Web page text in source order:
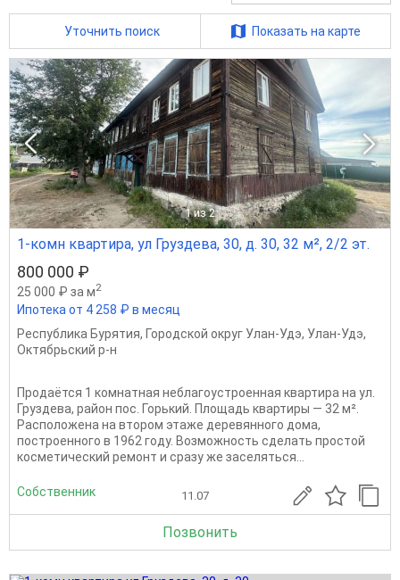
Уточнить поиск Показать на карте
1 из 2
1-комн квартира, ул Груздева, 30, д. 30, 32 м², 2/2 эт.
800 000 ₽
25 000 ₽ за м2
Ипотека от 4 258 ₽ в месяц
Республика Бурятия, Городской округ Улан-Удэ, Улан-Удэ,
Октябрьский р-н
Продаётся 1 комнатная неблагоустроенная квартира на ул.
Груздева, район пос. Горький. Площадь квартиры — 32 м².
Расположена на втором этаже деревянного дома,
построенного в 1962 году. Возможность сделать простой
косметический ремонт и сразу же заселяться...
Собственник 11.07
Позвонить